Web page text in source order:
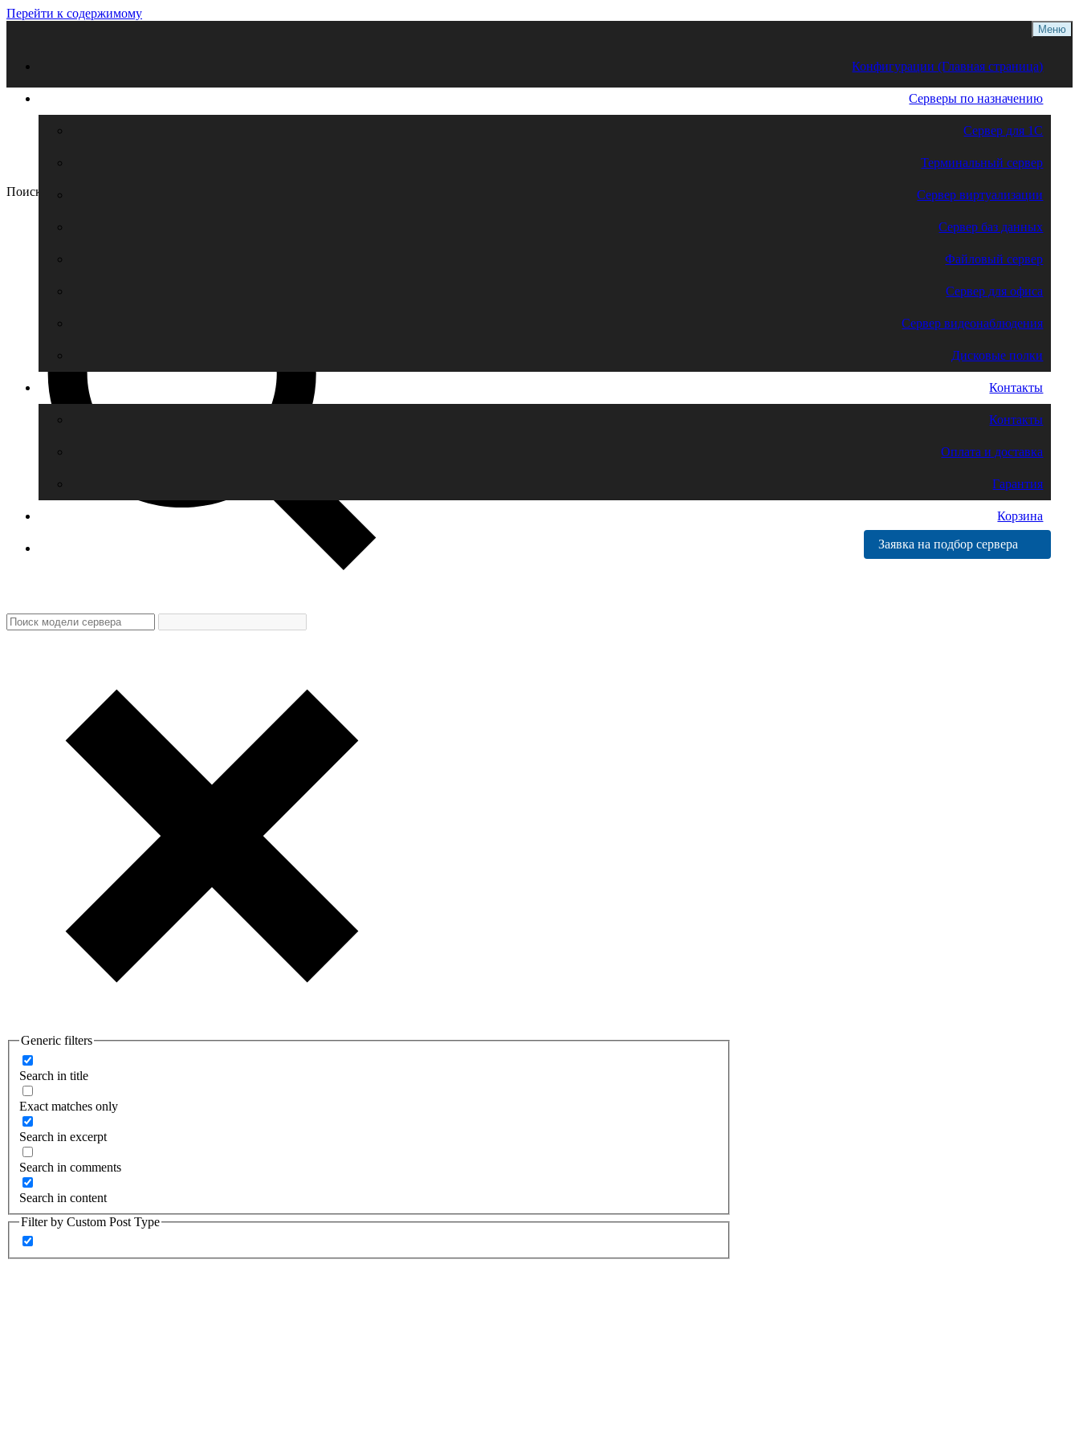
Перейти к содержимому
Меню
Конфигурации (Главная страница)
Серверы по назначению
Сервер для 1С
Терминальный сервер
Сервер виртуализации
Сервер баз данных
Файловый сервер
Сервер для офиса
Сервер видеонаблюдения
Дисковые полки
Контакты
Контакты
Оплата и доставка
Гарантия
Корзина
Заявка на подбор сервера
Поиск
Generic filters
Search in title
Exact matches only
Search in excerpt
Search in comments
Search in content
Filter by Custom Post Type